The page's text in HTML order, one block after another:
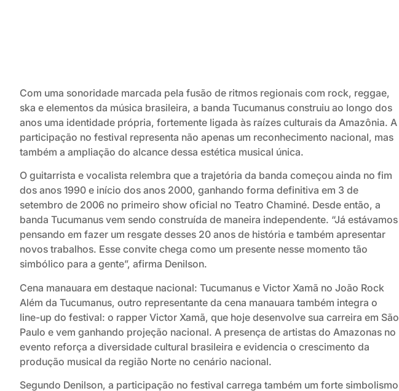
Com uma sonoridade marcada pela fusão de ritmos regionais com rock, reggae,
ska e elementos da música brasileira, a banda Tucumanus construiu ao longo dos
anos uma identidade própria, fortemente ligada às raízes culturais da Amazônia. A
participação no festival representa não apenas um reconhecimento nacional, mas
também a ampliação do alcance dessa estética musical única.
O guitarrista e vocalista relembra que a trajetória da banda começou ainda no fim
dos anos 1990 e início dos anos 2000, ganhando forma definitiva em 3 de
setembro de 2006 no primeiro show oficial no Teatro Chaminé. Desde então, a
banda Tucumanus vem sendo construída de maneira independente. “Já estávamos
pensando em fazer um resgate desses 20 anos de história e também apresentar
novos trabalhos. Esse convite chega como um presente nesse momento tão
simbólico para a gente”, afirma Denilson.
Cena manauara em destaque nacional: Tucumanus e Victor Xamã no João Rock
Além da Tucumanus, outro representante da cena manauara também integra o
line-up do festival: o rapper Victor Xamã, que hoje desenvolve sua carreira em São
Paulo e vem ganhando projeção nacional. A presença de artistas do Amazonas no
evento reforça a diversidade cultural brasileira e evidencia o crescimento da
produção musical da região Norte no cenário nacional.
Segundo Denilson, a participação no festival carrega também um forte simbolismo